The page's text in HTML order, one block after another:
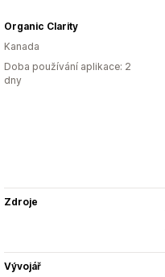
Organic Clarity
Kanada
Doba používání aplikace: 2
dny
Zdroje
Vývojář